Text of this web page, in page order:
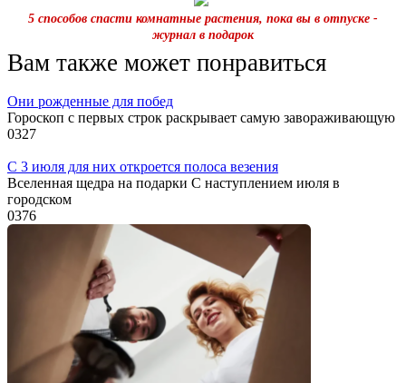
5 способов спасти комнатные растения, пока вы в отпуске -
журнал в подарок
Вам также может понравиться
Они рожденные для побед
Гороскоп с первых строк раскрывает самую завораживающую
0327
С 3 июля для них откроется полоса везения
Вселенная щедра на подарки С наступлением июля в
городском
0376